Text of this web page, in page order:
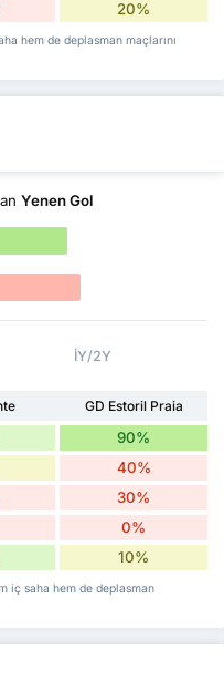
20%
hem de deplasman maçlarını
Yenen Gol
İY/2Y
GD Estoril Praia
90%
40%
30%
0%
10%
iç saha hem de deplasman